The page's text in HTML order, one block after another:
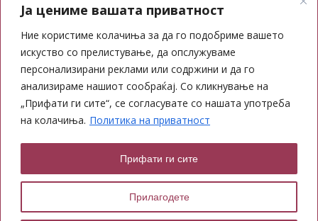
Ја цениме вашата приватност
Ние користиме колачиња за да го подобриме вашето
искуство со прелистување, да опслужуваме
персонализирани реклами или содржини и да го
анализираме нашиот сообраќај. Со кликнување на
„Прифати ги сите“, се согласувате со нашата употреба
на колачиња. Политика на приватност
Прилагодете
Прифати ги сите
СОЦИЈАЛНИ МРЕЖИ
Copyright © 2026 Yoga Center